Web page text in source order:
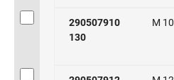
290507910
130
M 10